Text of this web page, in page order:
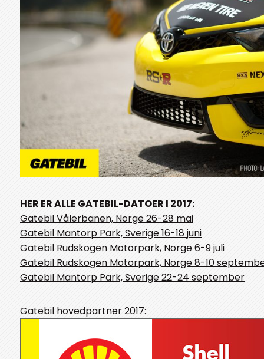
HER ER ALLE GATEBIL-DATOER I 2017:
Gatebil Vålerbanen, Norge 26-28 mai
Gatebil Mantorp Park, Sverige 16-18 juni
Gatebil Rudskogen Motorpark, Norge 6-9 juli
Gatebil Rudskogen Motorpark, Norge 8-10
Gatebil Mantorp Park, Sverige 22-24 september
Gatebil hovedpartner 2017: